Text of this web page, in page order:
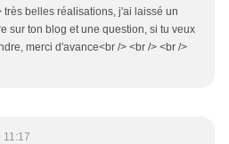
très belles réalisations, j'ai laissé un
sur ton blog et une question, si tu veux
merci d'avance<br /> <br /> <br />
11:17